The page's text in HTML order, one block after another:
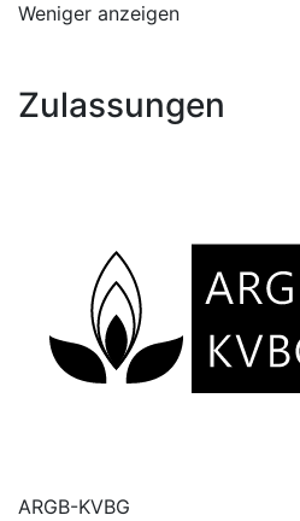
Weniger anzeigen
Zulassungen
ARGB-KVBG